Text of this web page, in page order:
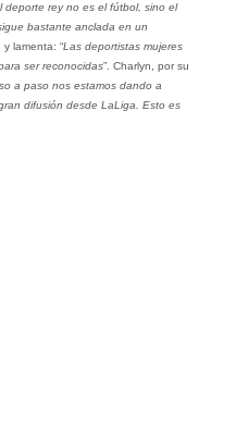
deporte rey no es el fútbol, sino el
bastante anclada en un
y lamenta: “Las deportistas mujeres
ser reconocidas”. Charlyn, por su
a paso nos estamos dando a
difusión desde LaLiga. Esto es